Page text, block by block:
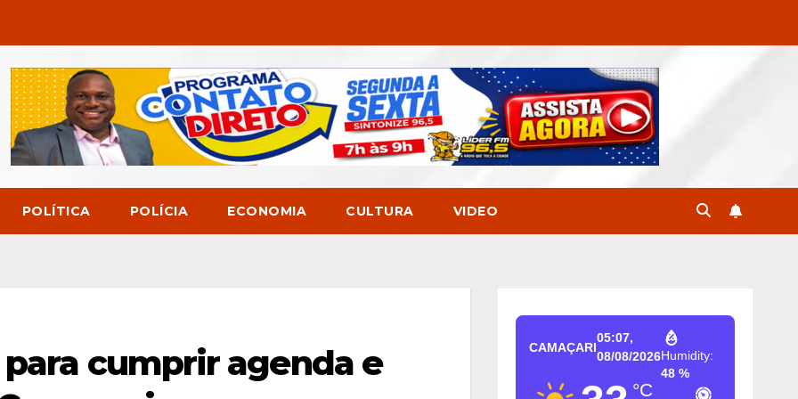
POLÍTICA POLÍCIA ECONOMIA CULTURA VIDEO
cumprir agenda e
CAMAÇARI
05:07,
08/08/2026
°C
Humidity:
48 %